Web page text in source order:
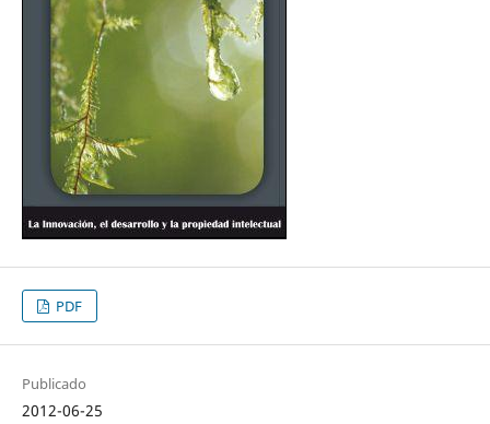
PDF
Publicado
2012-06-25